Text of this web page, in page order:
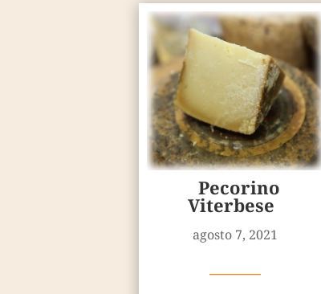
Pecorino
Viterbese
agosto 7, 2021
————